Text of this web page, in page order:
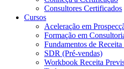
Consultores Certificados
Cursos
Aceleração em
Formação em
Fundamentos de
SDR (Pré-vendas)
Workbook Receita